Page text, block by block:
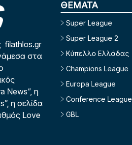
filathlos.gr
στα
News”, η
η σελίδα
Love
ΘΕΜΑΤΑ
Super League
Super League 2
Κύπελλο Ελλάδας
Champions League
Europa League
Conference League
GBL